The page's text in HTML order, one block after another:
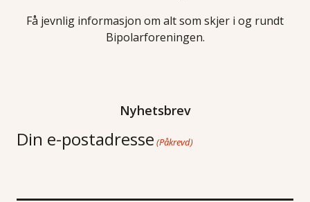
Få jevnlig informasjon om alt som skjer i og rundt
Bipolarforeningen.
Nyhetsbrev
Din e-postadresse (Påkrevd)